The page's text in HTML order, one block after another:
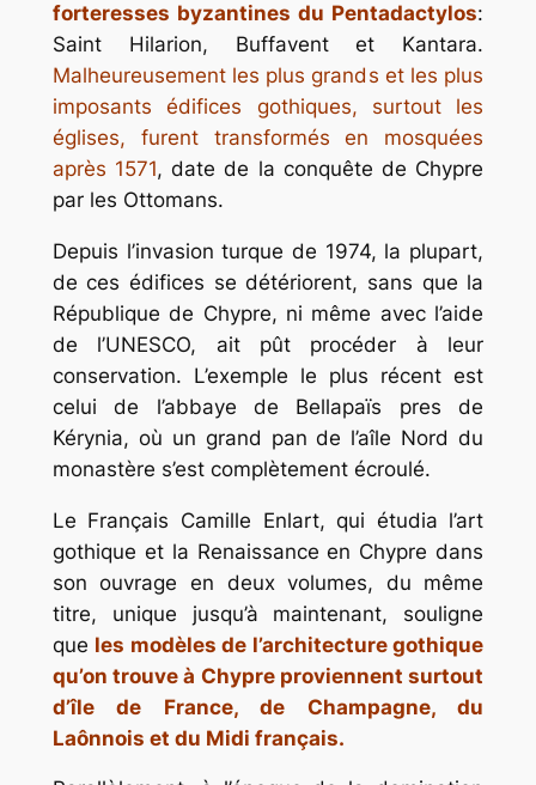
forteresses byzantines du Pentadactylos:
Saint Hilarion, Buffavent et Kantara.
Malheureusement les plus grands et les plus
imposants édifices gothiques, surtout les
églises, furent transformés en mosquées
après 1571, date de la conquête de Chypre
par les Ottomans.
Depuis l’invasion turque de 1974, la plupart,
de ces édifices se détériorent, sans que la
République de Chypre, ni même avec l’aide
de l’UNESCO, ait pût procéder à leur
conservation. L’exemple le plus récent est
celui de l’abbaye de Bellapaïs pres de
Kérynia, où un grand pan de l’aîle Nord du
monastère s’est complètement écroulé.
Le Français Camille Enlart, qui étudia l’art
gothique et la Renaissance en Chypre dans
son ouvrage en deux volumes, du même
titre, unique jusqu’à maintenant, souligne
que les modèles de l’architecture gothique
qu’on trouve à Chypre proviennent surtout
d’île de France, de Champagne, du
Laônnois et du Midi français.